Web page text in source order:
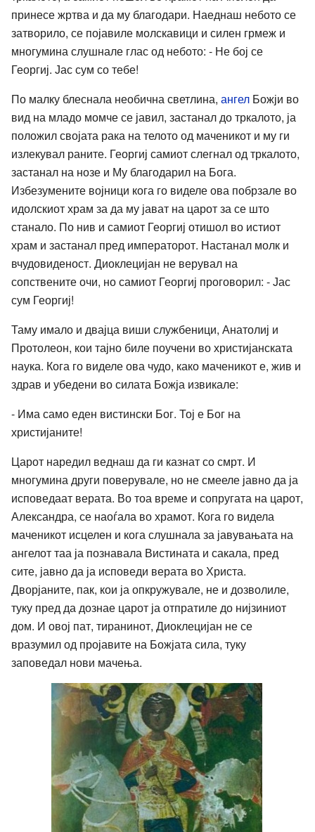
принесе жртва и да му благодари. Наеднаш небото се
затворило, се појавиле молскавици и силен грмеж и
многумина слушнале глас од небото: - Не бој се
Георгиј. Јас сум со тебе!
По малку блеснала необична светлина, ангел Божји во
вид на младо момче се јавил, застанал до тркалото, ја
положил својата рака на телото од маченикот и му ги
излекувал раните. Георгиј самиот слегнал од тркалото,
застанал на нозе и Му благодарил на Бога.
Избезумените војници кога го виделе ова побрзале во
идолскиот храм за да му јават на царот за се што
станало. По нив и самиот Георгиј отишол во истиот
храм и застанал пред императорот. Настанал молк и
вчудовиденост. Диоклецијан не верувал на
сопствените очи, но самиот Георгиј проговорил: - Јас
сум Георгиј!
Таму имало и двајца виши службеници, Анатолиј и
Протолеон, кои тајно биле поучени во христијанската
наука. Кога го виделе ова чудо, како маченикот е, жив и
здрав и убедени во силата Божја извикале:
- Има само еден вистински Бог. Тој е Бог на
христијаните!
Царот наредил веднаш да ги казнат со смрт. И
многумина други поверувале, но не смееле јавно да ја
исповедаат верата. Во тоа време и сопругата на царот,
Александра, се наоѓала во храмот. Кога го видела
маченикот исцелен и кога слушнала за јавувањата на
ангелот таа ја познавала Вистината и сакала, пред
сите, јавно да ја исповеди верата во Христа.
Дворјаните, пак, кои ја опкружувале, не и дозволиле,
туку пред да дознае царот ја отпратиле до нијзиниот
дом. И овој пат, тиранинот, Диоклецијан не се
вразумил од пројавите на Божјата сила, туку
заповедал нови мачења.